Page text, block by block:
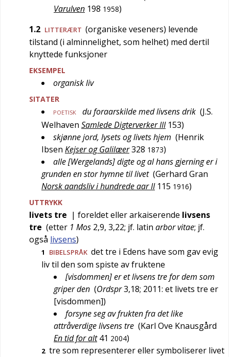
Varulven 198 1958)
1.2 LITTERÆRT (organiske veseners) levende
tilstand (i alminnelighet, som helhet) med dertil
knyttede funksjoner
EKSEMPEL
organisk liv
SITATER
POETISK du foraarskilde med livsens drik (J.S.
Welhaven Samlede Digterverker III 153)
skjønne jord, lysets og livets hjem (Henrik
Ibsen Kejser og Galilæer328 1873)
alle [Wergelands] digte og al hans gjerning er i
grunden en stor hymne til livet (Gerhard Gran
Norsk aandsliv i hundrede aar II 115 1916)
UTTRYKK
livets tre | foreldetellerarkaiserende livsens
tre (etter 1 Mos 2,9, 3,22; jf. latin arbor vitae; jf.
også livsens)
1 BIBELSPRÅK det tre i Edens have som gav evig
liv til den som spiste av fruktene
[visdommen] er et livsens tre for dem som
griper den (Ordspr3,18; 2011: et livets tre er
[visdommen])
forsyne seg av frukten fra det like
attråverdige livsens tre (Karl Ove Knausgård
En tid for alt 41 2004)
2 tre som representerer eller symboliserer livet